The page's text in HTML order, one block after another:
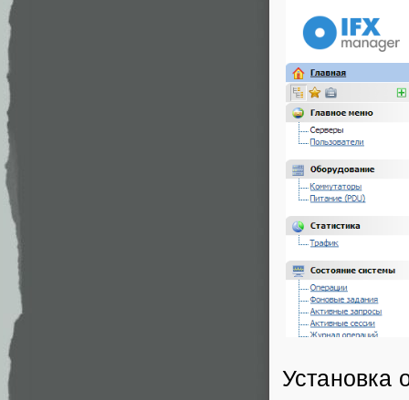
Установка